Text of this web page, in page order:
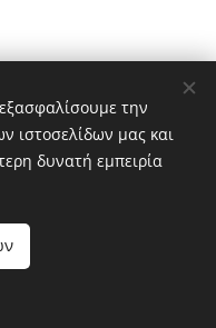
DIRECT,
την
ιστοσελίδων μας και
δυνατή εμπειρία